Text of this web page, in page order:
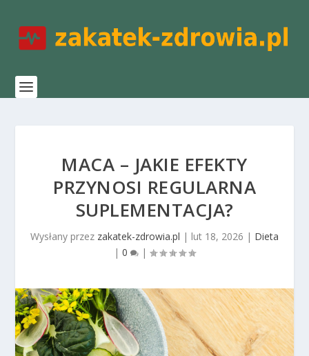
MACA – JAKIE EFEKTY
PRZYNOSI REGULARNA
SUPLEMENTACJA?
Wysłany przez zakatek-zdrowia.pl | lut 18, 2026 | Dieta
| 0 |